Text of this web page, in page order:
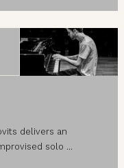
delivers an
solo ...